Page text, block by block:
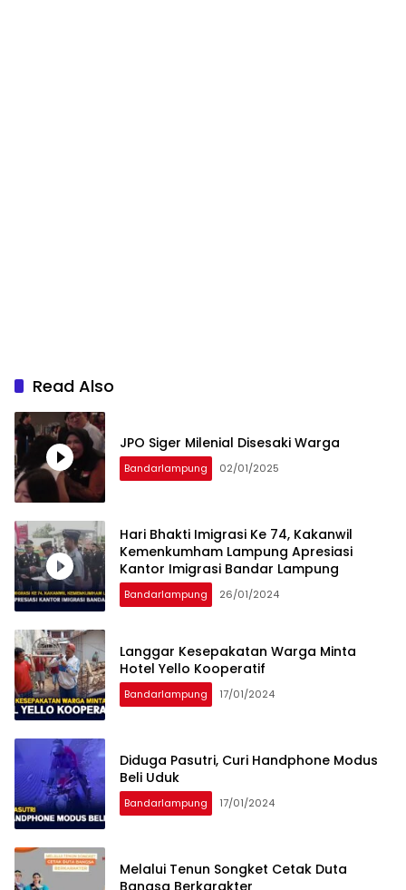
Read Also
JPO Siger Milenial Disesaki Warga
Bandarlampung 02/01/2025
Hari Bhakti Imigrasi Ke 74, Kakanwil
Kemenkumham Lampung Apresiasi
Kantor Imigrasi Bandar Lampung
Bandarlampung 26/01/2024
Langgar Kesepakatan Warga Minta
Hotel Yello Kooperatif
Bandarlampung 17/01/2024
Diduga Pasutri, Curi Handphone Modus
Beli Uduk
Bandarlampung 17/01/2024
Melalui Tenun Songket Cetak Duta